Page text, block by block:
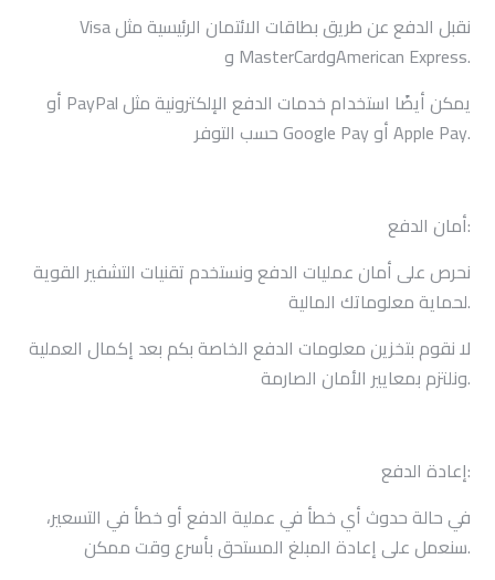
ثقف نفسك
التمارين
نقبل الدفع عن طريق بطاقات الائتمان الرئيسية مثلVisa
وMasterCard و American Express.
يمكن أيضًا استخدام خدمات الدفع الإلكترونية مثل PayPal أو
Apple PayأوGoogle Pay حسب التوفر.
أمان الدفع:
نحرص على أمان عمليات الدفع ونستخدم تقنيات التشفير القوية
لحماية معلوماتك المالية.
لا نقوم بتخزين معلومات الدفع الخاصة بكم بعد إكمال العملية
ونلتزم بمعايير الأمان الصارمة.
إعادة الدفع:
في حالة حدوث أي خطأ في عملية الدفع أو خطأ في التسعير،
سنعمل على إعادة المبلغ المستحق بأسرع وقت ممكن.